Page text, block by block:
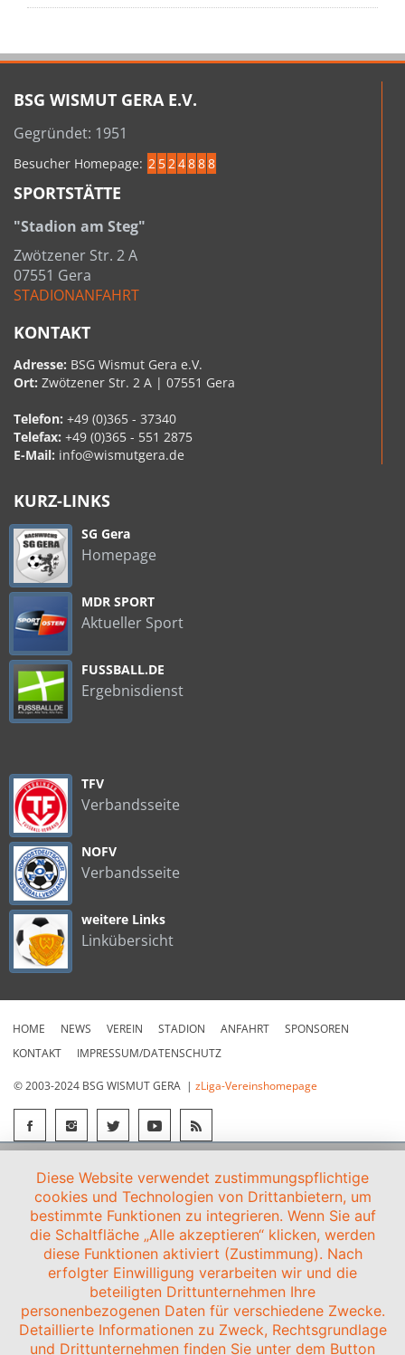
BSG WISMUT GERA E.V.
Gegründet: 1951
Besucher Homepage: 2 524888
SPORTSTÄTTE
"Stadion am Steg"
Zwötzener Str. 2 A
07551 Gera
STADIONANFAHRT
KONTAKT
Adresse: BSG Wismut Gera e.V.
Ort: Zwötzener Str. 2 A | 07551 Gera
Telefon: +49 (0)365 - 37340
Telefax: +49 (0)365 - 551 2875
E-Mail: info@wismutgera.de
KURZ-LINKS
SG Gera
Homepage
MDR SPORT
Aktueller Sport
FUSSBALL.DE
Ergebnisdienst
TFV
Verbandsseite
NOFV
Verbandsseite
weitere Links
Linkübersicht
HOME NEWS VEREIN STADION ANFAHRT
SPONSOREN
KONTAKT
IMPRESSUM/DATENSCHUTZ
© 2003-2024 BSG WISMUT GERA | zLiga-Vereinshomepage
Diese Website verwendet zustimmungspflichtige
cookies und Technologien von Drittanbietern, um
bestimmte Funktionen zu integrieren. Wenn Sie auf
die Schaltfläche „Alle akzeptieren“ klicken, werden
diese Funktionen aktiviert (Zustimmung). Nach
erfolgter Einwilligung verarbeiten wir und die
beteiligten Drittunternehmen Ihre
personenbezogenen Daten für verschiedene Zwecke.
Detaillierte Informationen zu Zweck, Rechtsgrundlage
und Drittunternehmen finden Sie unter dem Button